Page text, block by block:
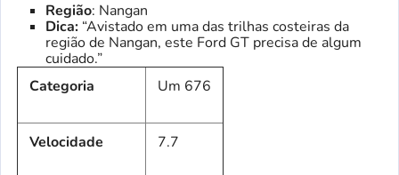
Região: Nangan
Dica: “Avistado em uma das trilhas costeiras da
região de Nangan, este Ford GT precisa de algum
cuidado.”
Categoria
Um 676
Velocidade 7.7